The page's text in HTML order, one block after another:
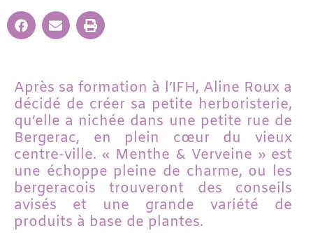
Après sa formation à l’IFH, Aline Roux a
décidé de créer sa petite herboristerie,
qu’elle a nichée dans une petite rue de
Bergerac, en plein cœur du vieux
centre-ville. « Menthe & Verveine » est
une échoppe pleine de charme, ou les
bergeracois trouveront des conseils
avisés et une grande variété de
produits à base de plantes.